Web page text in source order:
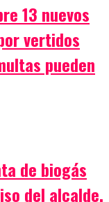
13 nuevos
vertidos
pueden
de biogás
del alcalde,